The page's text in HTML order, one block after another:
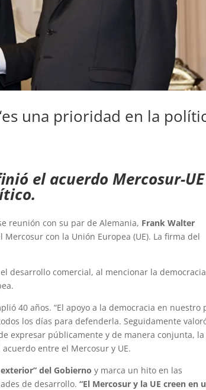
una prioridad en la
el acuerdo Mercosur-UE
reunión con su par de Alemania, Frank Walter
con la Unión Europea (UE). La firma del
desarrollo comercial, al mencionar la
40 años. “El apoyo a la democracia en nuestro
los días para defenderla. Seguidamente
expresar públicamente y de manera conjunta, la
entre el Mercosur y UE.
del Gobierno y marca un hito en las
de desarrollo.“El Mercosur y la UE creen en